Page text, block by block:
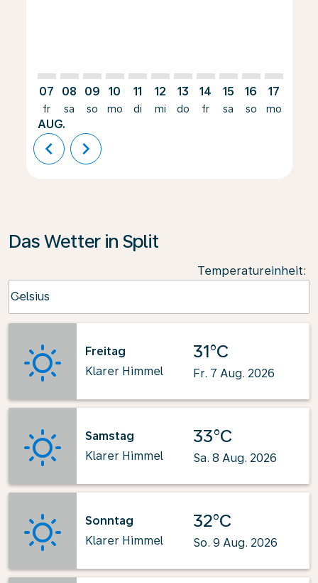
07
fr
AUG.
08
sa
09
so
10
mo
11
di
12
mi
13
do
14
fr
15
sa
16
so
17
mo
chevron_left chevron_right
Das Wetter in Split
Temperatureinheit:
Celsius
keyboard_arrow_down
Freitag
Klarer Himmel
31°C
Fr. 7 Aug. 2026
Samstag
Klarer Himmel
33°C
Sa. 8 Aug. 2026
Sonntag
Klarer Himmel
32°C
So. 9 Aug. 2026